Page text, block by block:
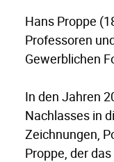
Hans Proppe
Professoren
Gewerblichen
In den Jahren
Nachlasses in
Zeichnungen,
Proppe, der